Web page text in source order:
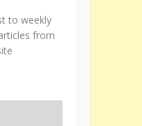
to weekly
from